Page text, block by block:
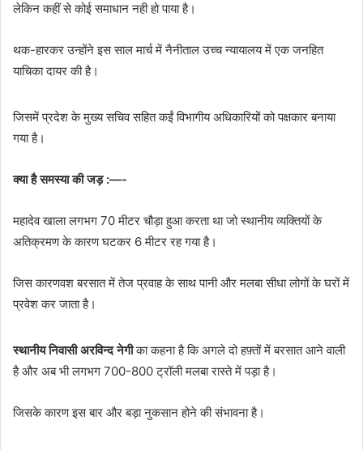
लेकिन कहीं से कोई समाधान नही हो पाया है।
थक-हारकर उन्होंने इस साल मार्च में नैनीताल उच्च न्यायालय में एक जनहित
याचिका दायर की है।
जिसमें प्रदेश के मुख्य सचिव सहित कईं विभागीय अधिकारियों को पक्षकार बनाया
गया है।
क्या है समस्या की जड़ :—-
महादेव खाला लगभग 70 मीटर चौड़ा हुआ करता था जो स्थानीय व्यक्तियों के
अतिक्रमण के कारण घटकर 6 मीटर रह गया है।
जिस कारणवश बरसात में तेज प्रवाह के साथ पानी और मलबा सीधा लोगों के घरों में
प्रवेश कर जाता है।
स्थानीय निवासी अरविन्द नेगीका कहना है कि अगले दो हफ़्तों में बरसात आने वाली
है और अब भी लगभग 700-800 ट्रॉली मलबा रास्ते में पड़ा है।
जिसके कारण इस बार और बड़ा नुकसान होने की संभावना है।